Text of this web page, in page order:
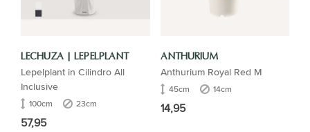
LECHUZA | LEPELPLANT
Lepelplant in Cilindro All
Inclusive
100cm 23cm
57,95
ANTHURIUM
Anthurium Royal Red M
45cm 14cm
14,95